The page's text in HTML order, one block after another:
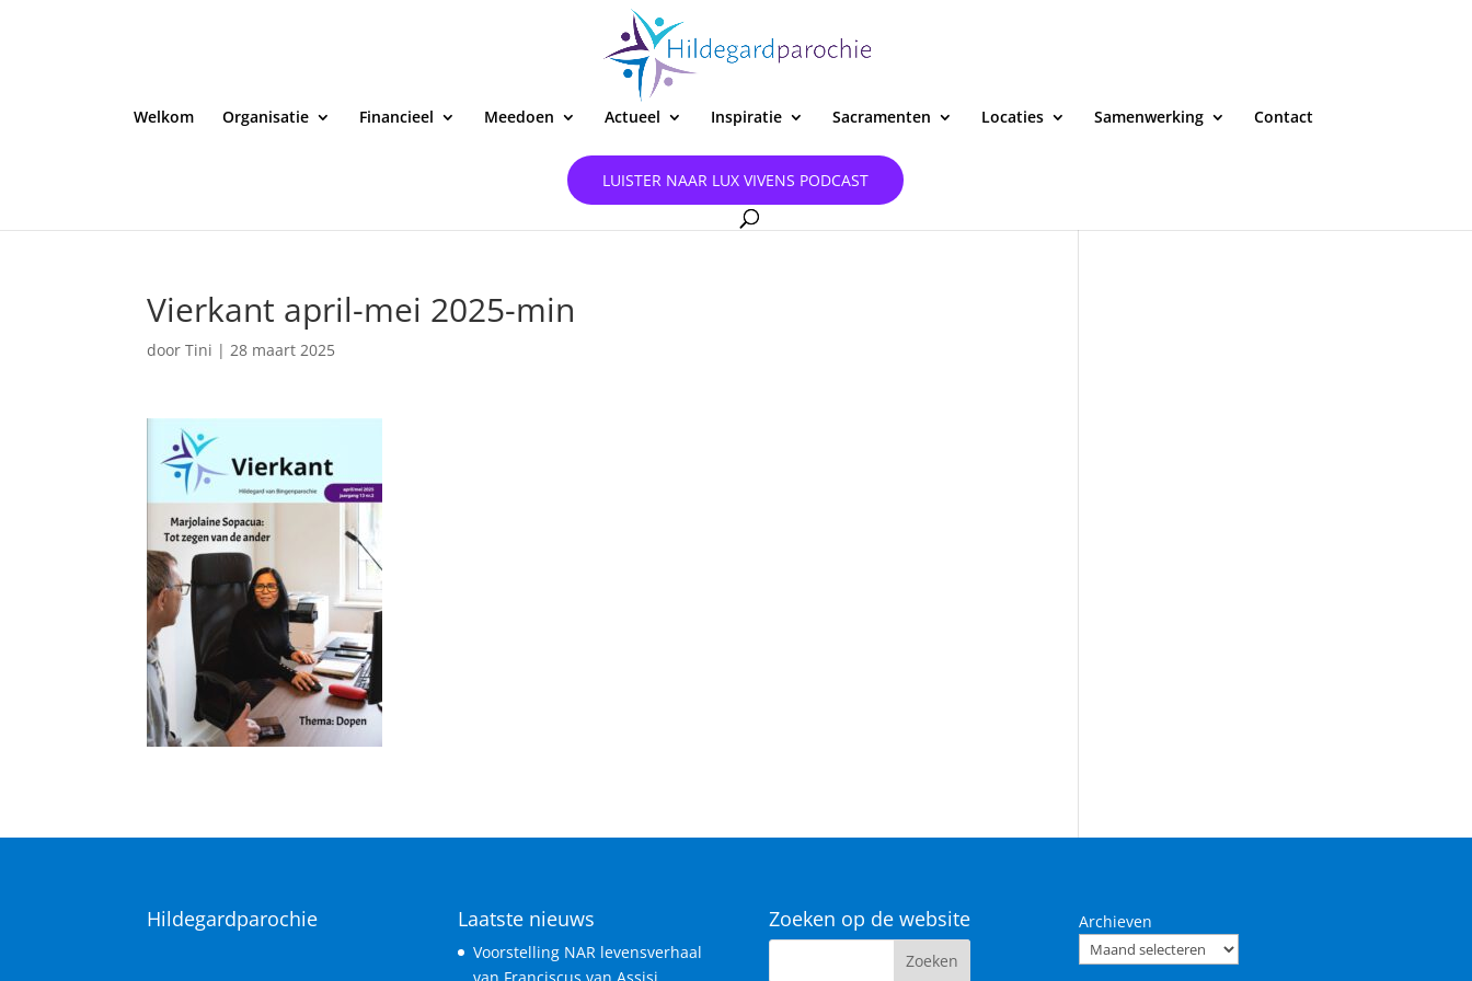
Welkom Organisatie Financieel Meedoen Actueel Inspiratie Sacramenten Locaties Samenwerking Contact
LUISTER NAAR LUX VIVENS PODCAST
Vierkant april-mei 2025-min
doorTini |28 maart 2025
Hildegardparochie Laatste nieuws
Voorstelling NAR levensverhaal
van Franciscus van Assisi
Zoeken op de website Archieven